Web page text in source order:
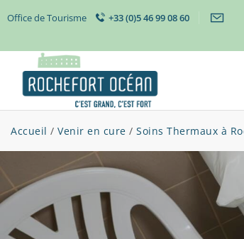
Office de Tourisme +33 (0)5 46 99 08 60
Accueil / Venir en cure / Soins Thermaux à